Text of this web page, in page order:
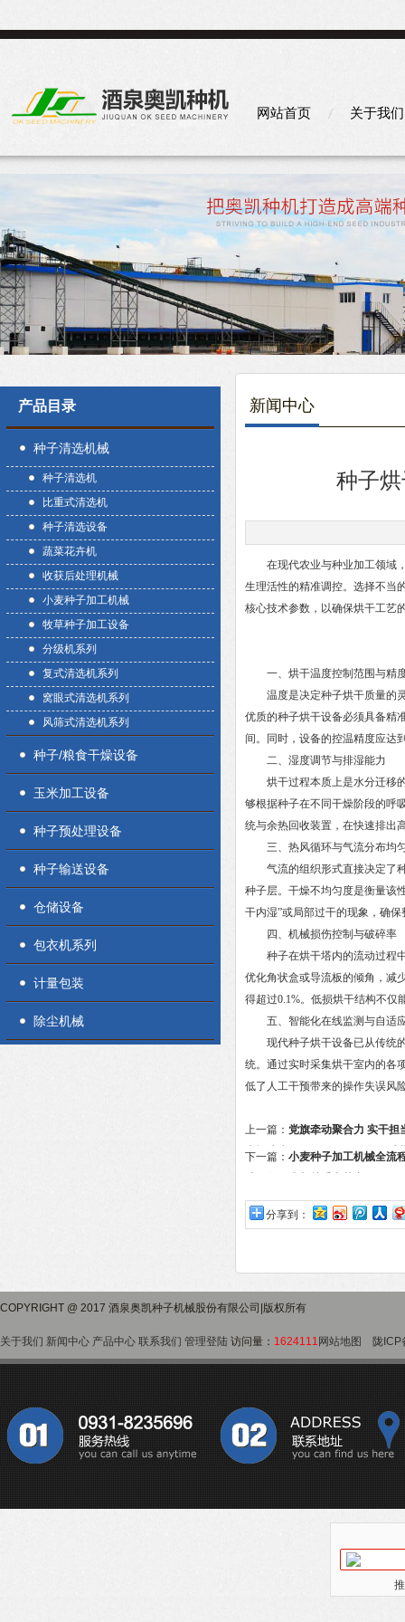
网站首页 关于我们
产品目录
种子清选机械
种子清选机
比重式清选机
种子清选设备
蔬菜花卉机
收获后处理机械
小麦种子加工机械
牧草种子加工设备
分级机系列
复式清选机系列
窝眼式清选机系列
风筛式清选机系列
种子/粮食干燥设备
玉米加工设备
种子预处理设备
种子输送设备
仓储设备
包衣机系列
计量包装
除尘机械
新闻中心
种子
在现代农业与种业加工领域，
生理活性的精准调控。选择不当
核心技术参数，以确保烘干工艺
一、烘干温度控制范围与精
温度是决定种子烘干质量的灵
优质的种子烘干设备必须具备精
间。同时，设备的控温精度应达
二、湿度调节与排湿能力
烘干过程本质上是水分迁移的
够根据种子在不同干燥阶段的呼
统与余热回收装置，在快速排出
三、热风循环与气流分布均
气流的组织形式直接决定了种
种子层。干燥不均匀度是衡量该
干内湿”或局部过干的现象，确
四、机械损伤控制与破碎率
种子在烘干塔内的流动过程中
优化角状盒或导流板的倾角，减
得超过0.1%。低损烘干结构不仅
五、智能化在线监测与自适
现代种子烘干设备已从传统的
统。通过实时采集烘干室内的各
低了人工干预带来的操作失误风
上一篇： 党旗牵动聚合力 实干担
庆祝建党105周年暨2026年优秀
人员表彰大会
下一篇： 小麦种子加工机械全流
分享到：
COPYRIGHT @ 2017 酒泉奥凯种子机械股份有限公司|版权所有
关于我们 新闻中心 产品中心 联系我们 管理登陆 访问量： 1624111 网站地图 陇